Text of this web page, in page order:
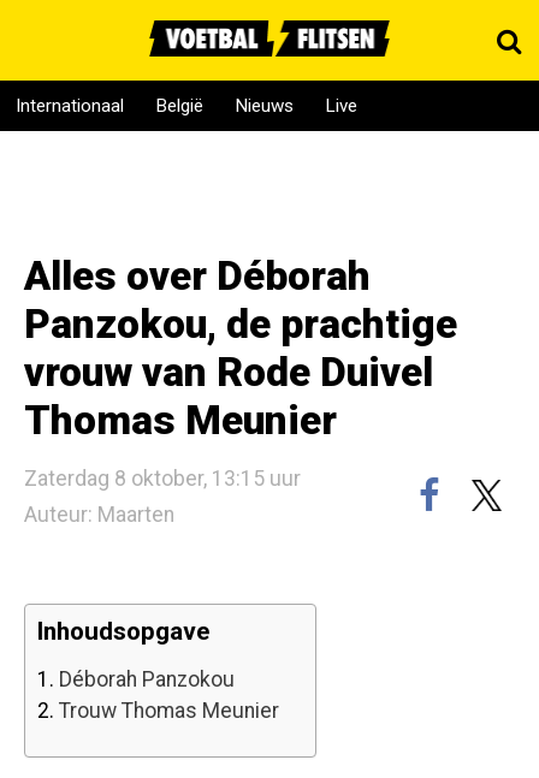
Internationaal België Nieuws Live
Alles over Déborah
Panzokou, de prachtige
vrouw van Rode Duivel
Thomas Meunier
Zaterdag 8 oktober, 13:15 uur
Auteur: Maarten
Inhoudsopgave
1. Déborah Panzokou
2. Trouw Thomas Meunier